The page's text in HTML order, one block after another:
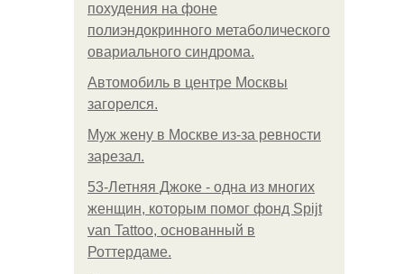
похудения на фоне
полиэндокринного метаболического
овариального синдрома.
Автомобиль в центре Москвы
загорелся.
Mуж жену в Москве из-за ревности
зарезал.
53-Летняя Джоке - одна из многих
женщин, которым помог фонд Spijt
van Tattoo, основанный в
Роттердаме.